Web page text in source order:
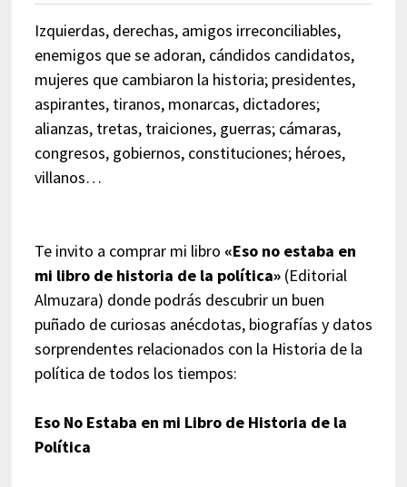
Izquierdas, derechas, amigos irreconciliables,
enemigos que se adoran, cándidos candidatos,
mujeres que cambiaron la historia; presidentes,
aspirantes, tiranos, monarcas, dictadores;
alianzas, tretas, traiciones, guerras; cámaras,
congresos, gobiernos, constituciones; héroes,
villanos…
Te invito a comprar mi libro «Eso no estaba en
mi libro de historia de la política»(Editorial
Almuzara) donde podrás descubrir un buen
puñado de curiosas anécdotas, biografías y datos
sorprendentes relacionados con la Historia de la
política de todos los tiempos:
Eso No Estaba en mi Libro de Historia de la
Política